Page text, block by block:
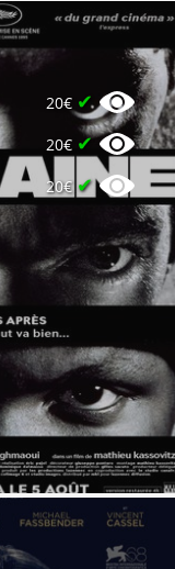
20€ ✔
20€ ✔
20€ ✔